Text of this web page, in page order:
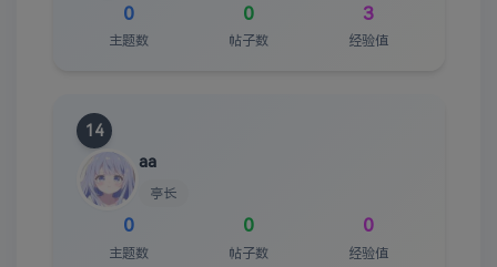
0
主题数
0
帖子数
3
经验值
14
aa
亭长
0
主题数
0
帖子数
0
经验值